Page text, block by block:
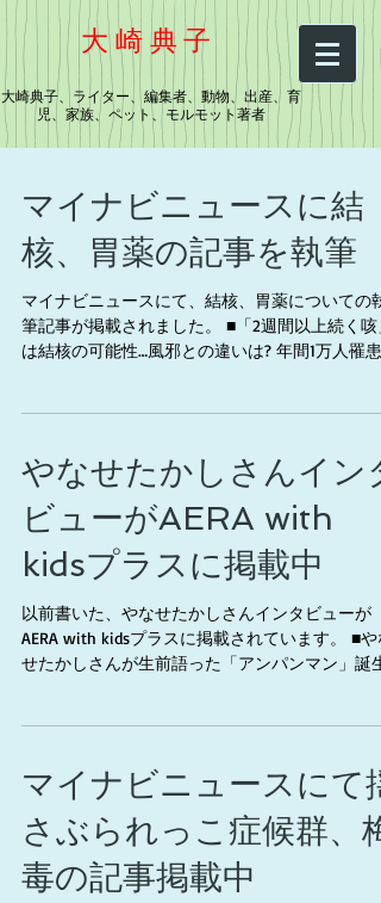
大崎典子
大崎典子、ライター、編集者、動物、出産、育
児、家族、ペット、モルモット著者
マイナビニュースに結
核、胃薬の記事を執筆
マイナビニュースにて、結核、胃薬についての執
筆記事が掲載されました。 ■「2週間以上続く咳
は結核の可能性…風邪との違いは? 年間1万人罹患
やなせたかしさんインタ
ビューがAERA with
kidsプラスに掲載中
以前書いた、やなせたかしさんインタビューが
AERA with kidsプラスに掲載されています。 ■や
せたかしさんが生前語った「アンパンマン」誕生
マイナビニュースにて揺
さぶられっこ症候群、梅
毒の記事掲載中